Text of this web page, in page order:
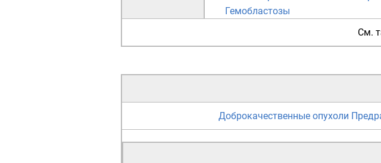
Гемобластозы
См.
Доброкачественные опухоли